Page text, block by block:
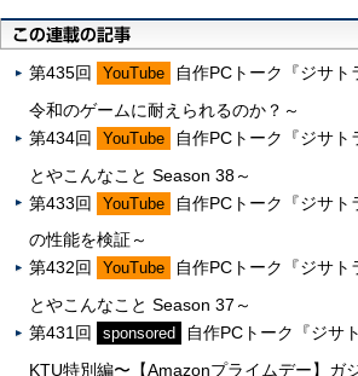
第435回 YouTube
自作PCトーク『ジサ
令和のゲームに耐えられるのか？～
第434回
YouTube
自作PCトーク『ジサ
とやこんなこと Season 38～
第433回
YouTube
自作PCトーク『ジサ
の性能を検証～
第432回
YouTube
自作PCトーク『ジサ
とやこんなこと Season 37～
第431回
sponsored
自作PCトーク『ジサ
KTU特別編〜【Amazonプライムデー】ガ